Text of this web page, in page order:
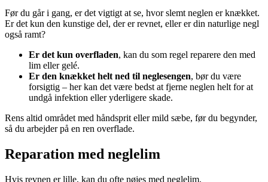
Før du går i gang, er det vigtigt at se, hvor slemt neglen er knækket.
Er det kun den kunstige del, der er revnet, eller er din naturlige negl
også ramt?
Er det kun overfladen, kan du som regel reparere den med
lim eller gelé.
Er den knækket helt ned til neglesengen, bør du være
forsigtig – her kan det være bedst at fjerne neglen helt for at
undgå infektion eller yderligere skade.
Rens altid området med håndsprit eller mild sæbe, før du begynder,
så du arbejder på en ren overflade.
Reparation med neglelim
Hvis revnen er lille, kan du ofte nøjes med neglelim.